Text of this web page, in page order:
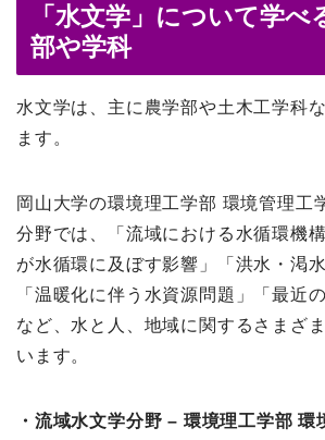
「水文学」について学べ
部や学科
水文学は、主に農学部や土木工学科
ます。
岡山大学の環境理工学部 環境管理工
分野では、「流域における水循環機
が水循環に及ぼす影響」「洪水・渇
「温暖化に伴う水資源問題」「最近
など、水と人、地域に関するさまざ
います。
・流域水文学分野 – 環境理工学部 環